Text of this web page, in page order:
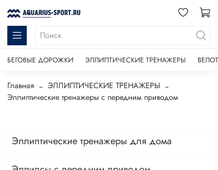
БЕГОВЫЕ ДОРОЖКИ ЭЛЛИПТИЧЕСКИЕ ТРЕНАЖЕРЫ
Главная
ЭЛЛИПТИЧЕСКИЕ ТРЕНАЖЕРЫ
Эллиптические тренажеры с передним приводом
Эллиптические тренажеры для дома